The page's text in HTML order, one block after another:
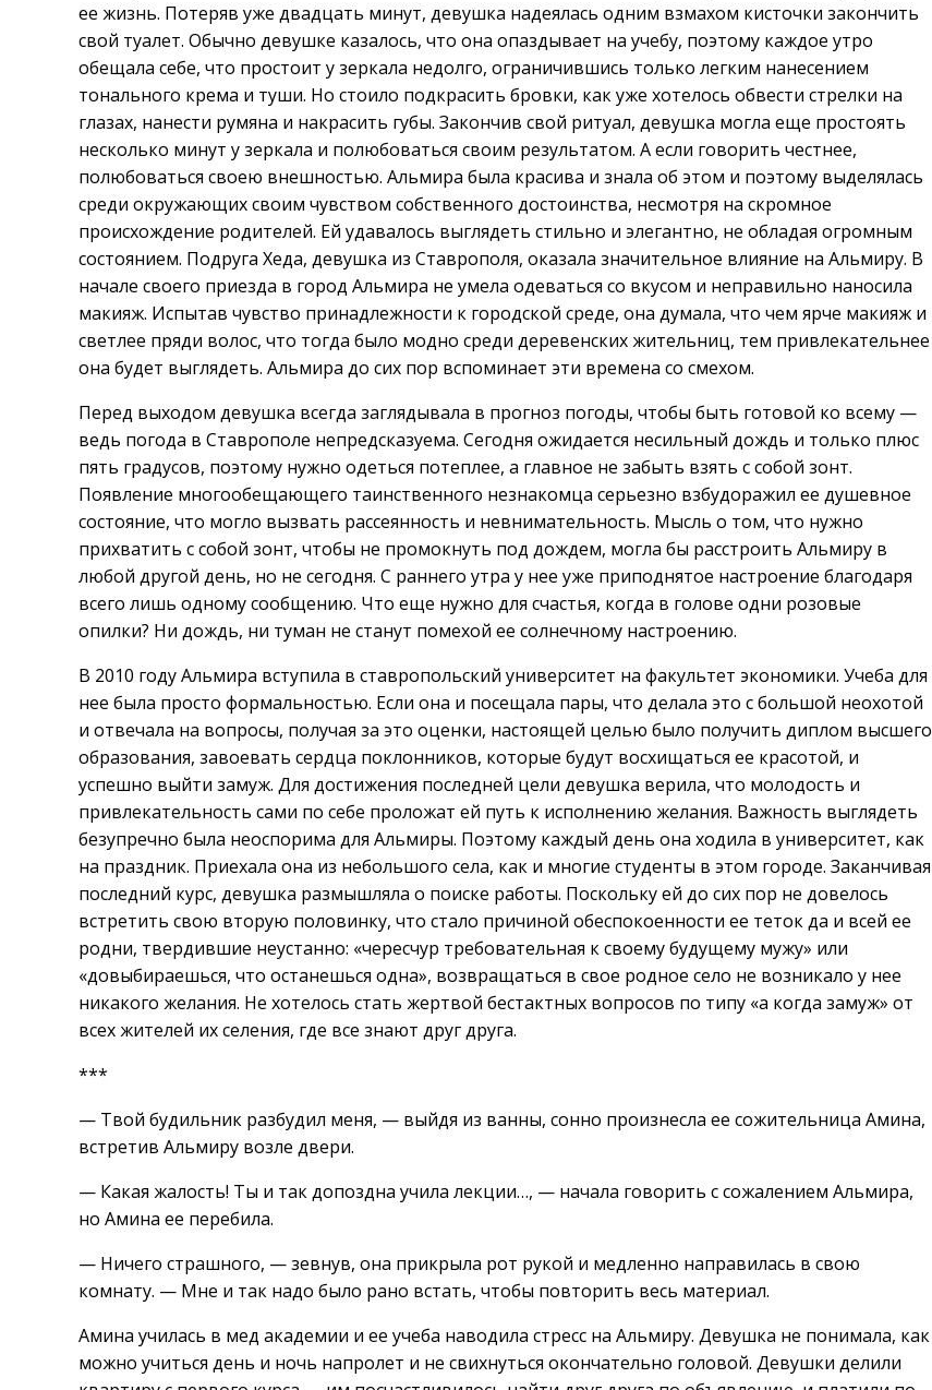
ее жизнь. Потеряв уже двадцать минут, девушка надеялась одним взмахом кисточки закончить
свой туалет. Обычно девушке казалось, что она опаздывает на учебу, поэтому каждое утро
обещала себе, что простоит у зеркала недолго, ограничившись только легким нанесением
тонального крема и туши. Но стоило подкрасить бровки, как уже хотелось обвести стрелки на
глазах, нанести румяна и накрасить губы. Закончив свой ритуал, девушка могла еще простоять
несколько минут у зеркала и полюбоваться своим результатом. А если говорить честнее,
полюбоваться своею внешностью. Альмира была красива и знала об этом и поэтому выделялась
среди окружающих своим чувством собственного достоинства, несмотря на скромное
происхождение родителей. Ей удавалось выглядеть стильно и элегантно, не обладая огромным
состоянием. Подруга Хеда, девушка из Ставрополя, оказала значительное влияние на Альмиру. В
начале своего приезда в город Альмира не умела одеваться со вкусом и неправильно наносила
макияж. Испытав чувство принадлежности к городской среде, она думала, что чем ярче макияж и
светлее пряди волос, что тогда было модно среди деревенских жительниц, тем привлекательнее
она будет выглядеть. Альмира до сих пор вспоминает эти времена со смехом.
Перед выходом девушка всегда заглядывала в прогноз погоды, чтобы быть готовой ко всему —
ведь погода в Ставрополе непредсказуема. Сегодня ожидается несильный дождь и только плюс
пять градусов, поэтому нужно одеться потеплее, а главное не забыть взять с собой зонт.
Появление многообещающего таинственного незнакомца серьезно взбудоражил ее душевное
состояние, что могло вызвать рассеянность и невнимательность. Мысль о том, что нужно
прихватить с собой зонт, чтобы не промокнуть под дождем, могла бы расстроить Альмиру в
любой другой день, но не сегодня. С раннего утра у нее уже приподнятое настроение благодаря
всего лишь одному сообщению. Что еще нужно для счастья, когда в голове одни розовые
опилки? Ни дождь, ни туман не станут помехой ее солнечному настроению.
В 2010 году Альмира вступила в ставропольский университет на факультет экономики. Учеба для
нее была просто формальностью. Если она и посещала пары, что делала это с большой неохотой
и отвечала на вопросы, получая за это оценки, настоящей целью было получить диплом высшего
образования, завоевать сердца поклонников, которые будут восхищаться ее красотой, и
успешно выйти замуж. Для достижения последней цели девушка верила, что молодость и
привлекательность сами по себе проложат ей путь к исполнению желания. Важность выглядеть
безупречно была неоспорима для Альмиры. Поэтому каждый день она ходила в университет, как
на праздник. Приехала она из небольшого села, как и многие студенты в этом городе. Заканчивая
последний курс, девушка размышляла о поиске работы. Поскольку ей до сих пор не довелось
встретить свою вторую половинку, что стало причиной обеспокоенности ее теток да и всей ее
родни, твердившие неустанно: «чересчур требовательная к своему будущему мужу» или
«довыбираешься, что останешься одна», возвращаться в свое родное село не возникало у нее
никакого желания. Не хотелось стать жертвой бестактных вопросов по типу «а когда замуж» от
всех жителей их селения, где все знают друг друга.
***
— Твой будильник разбудил меня, — выйдя из ванны, сонно произнесла ее сожительница Амина,
встретив Альмиру возле двери.
— Какая жалость! Ты и так допоздна учила лекции…, — начала говорить с сожалением Альмира,
но Амина ее перебила.
— Ничего страшного, — зевнув, она прикрыла рот рукой и медленно направилась в свою
комнату. — Мне и так надо было рано встать, чтобы повторить весь материал.
Амина училась в мед академии и ее учеба наводила стресс на Альмиру. Девушка не понимала, как
можно учиться день и ночь напролет и не свихнуться окончательно головой. Девушки делили